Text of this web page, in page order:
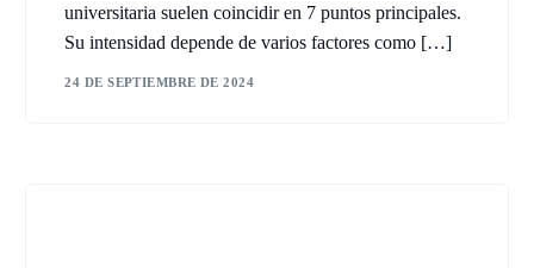
universitaria suelen coincidir en 7 puntos principales.
Su intensidad depende de varios factores como […]
24 DE SEPTIEMBRE DE 2024